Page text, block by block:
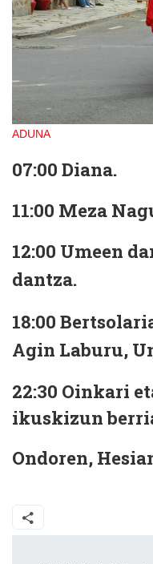
ADUNA
07:00 Diana.
11:00 Meza
12:00 Umeen
dantza.
18:00
Agin Laburu,
22:30 Oinkari
ikuskizun
Ondoren,